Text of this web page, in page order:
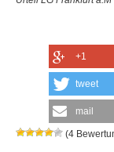
+1
tweet
mail
(4